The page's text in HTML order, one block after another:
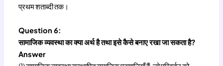
प्रथम शताब्दी तक।
Question 6:
सामाजिक व्यवस्था का क्या अर्थ है तथा इसे कैसे बनाए रखा जा सकता है?
Answer